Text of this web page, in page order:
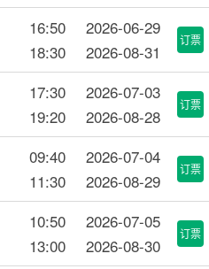
16:50
18:30
2026-06-29
2026-08-31
订票
17:30
19:20
2026-07-03
2026-08-28
订票
09:40
11:30
2026-07-04
2026-08-29
订票
10:50
13:00
2026-07-05
2026-08-30
订票